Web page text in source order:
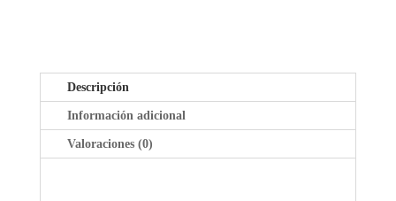
Descripción
Información adicional
Valoraciones (0)